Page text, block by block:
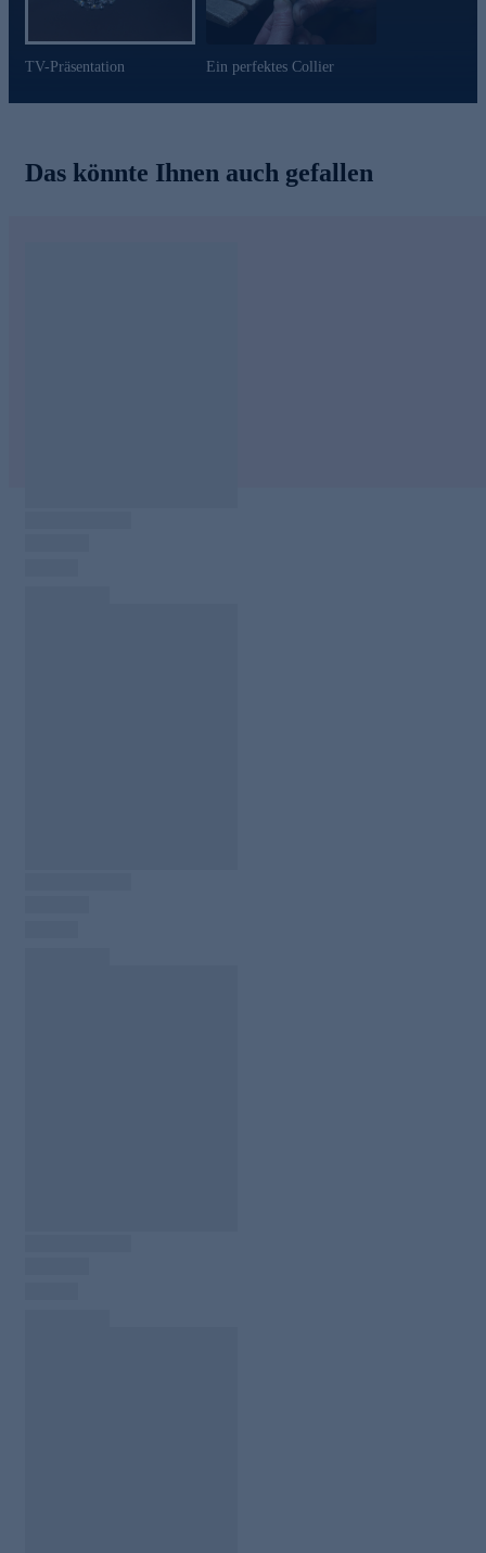
TV-Präsentation Ein perfektes Collier
Das könnte Ihnen auch gefallen